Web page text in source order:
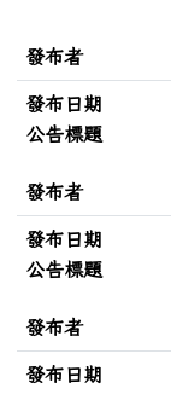
發布者
發布日期
公告標題
發布者
發布日期
公告標題
發布者
發布日期